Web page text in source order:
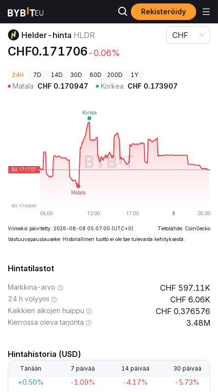
Rekisteröidy
Kryptohinnat
Helder-hinta HLDR
CHF0.171706-0.06%
CHF
24H 7D 14D 30D 60D 200D 1Y
Matala CHF 0.170947 Korkea CHF 0.173907
Viimeksi päivitetty: 2026-08-08 05:07:00 (UTC+0)
Tietolähde: CoinGecko
Vastuuvapauslauseke: Historiallinen tuotto ei ole tae tulevasta kehityksestä.
Hintatilastot
Markkina-arvo 597.11K
24 h volyymi 6.06K
Kaikkien aikojen huippu 0.376576
Kierrossa oleva tarjonta 3.48M
Hintahistoria (USD)
Tänään 7 päivää 14 päivää 30 päivää
+0.50% -1.09% -4.17% -5.73%